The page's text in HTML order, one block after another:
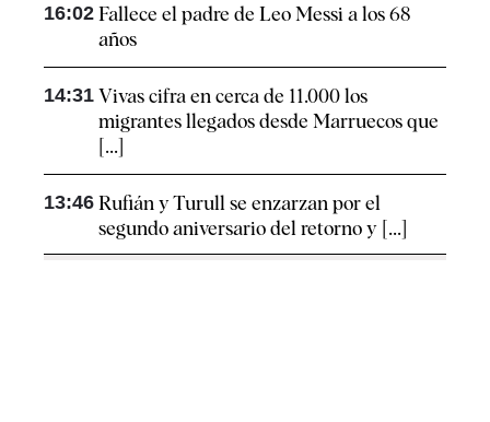
16:02 Fallece el padre de Leo Messi a los 68
años
14:31 Vivas cifra en cerca de 11.000 los
migrantes llegados desde Marruecos que
[...]
13:46 Rufián y Turull se enzarzan por el
segundo aniversario del retorno y [...]